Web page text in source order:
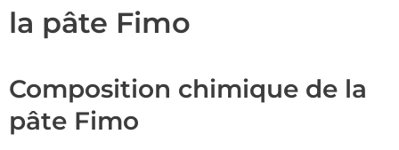
la pâte Fimo
Composition chimique de la
pâte Fimo